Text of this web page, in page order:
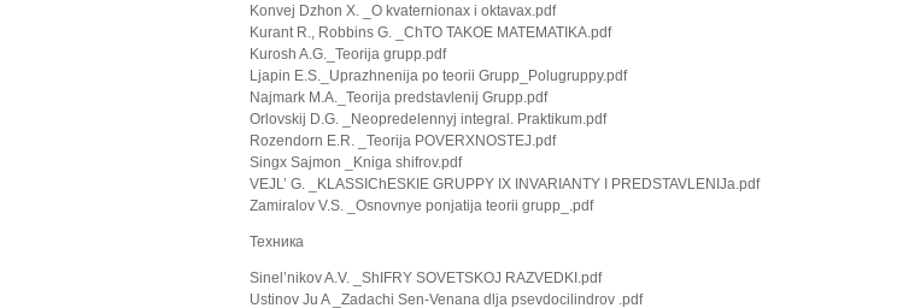
Konvej Dzhon X. _O kvaternionax i oktavax.pdf
Kurant R., Robbins G. _ChTO TAKOE MATEMATIKA.pdf
Kurosh A.G._Teorija grupp.pdf
Ljapin E.S._Uprazhnenija po teorii Grupp_Polugruppy.pdf
Najmark M.A._Teorija predstavlenij Grupp.pdf
Orlovskij D.G. _Neopredelennyj integral. Praktikum.pdf
Rozendorn E.R. _Teorija POVERXNOSTEJ.pdf
Singx Sajmon _Kniga shifrov.pdf
VEJL’ G. _KLASSIChESKIE GRUPPY IX INVARIANTY I PREDSTAVLENIJa.pdf
Zamiralov V.S. _Osnovnye ponjatija teorii grupp_.pdf
Texника
Sinel’nikov A.V. _ShIFRY SOVETSKOJ RAZVEDKI.pdf
Ustinov Ju A _Zadachi Sen-Venana dlja psevdocilindrov .pdf